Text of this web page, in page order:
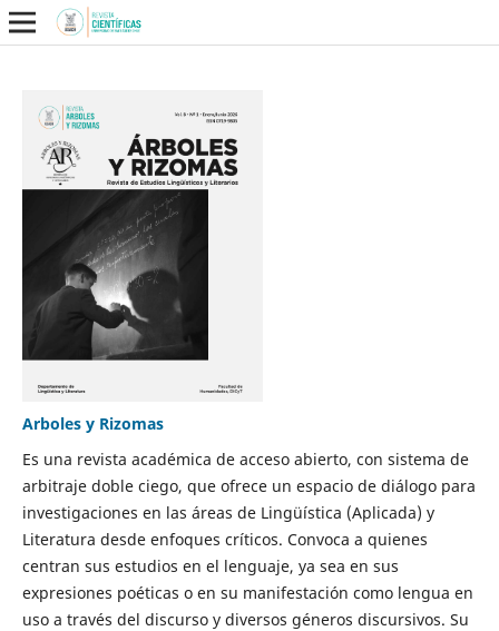
Arboles y Rizomas
Es una revista académica de acceso abierto, con sistema de
arbitraje doble ciego, que ofrece un espacio de diálogo para
investigaciones en las áreas de Lingüística (Aplicada) y
Literatura desde enfoques críticos. Convoca a quienes
centran sus estudios en el lenguaje, ya sea en sus
expresiones poéticas o en su manifestación como lengua en
uso a través del discurso y diversos géneros discursivos. Su